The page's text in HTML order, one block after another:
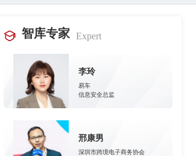
智库专家 Expert
李玲
易车
信息安全总监
邢康男
深圳市跨境电子商务协会